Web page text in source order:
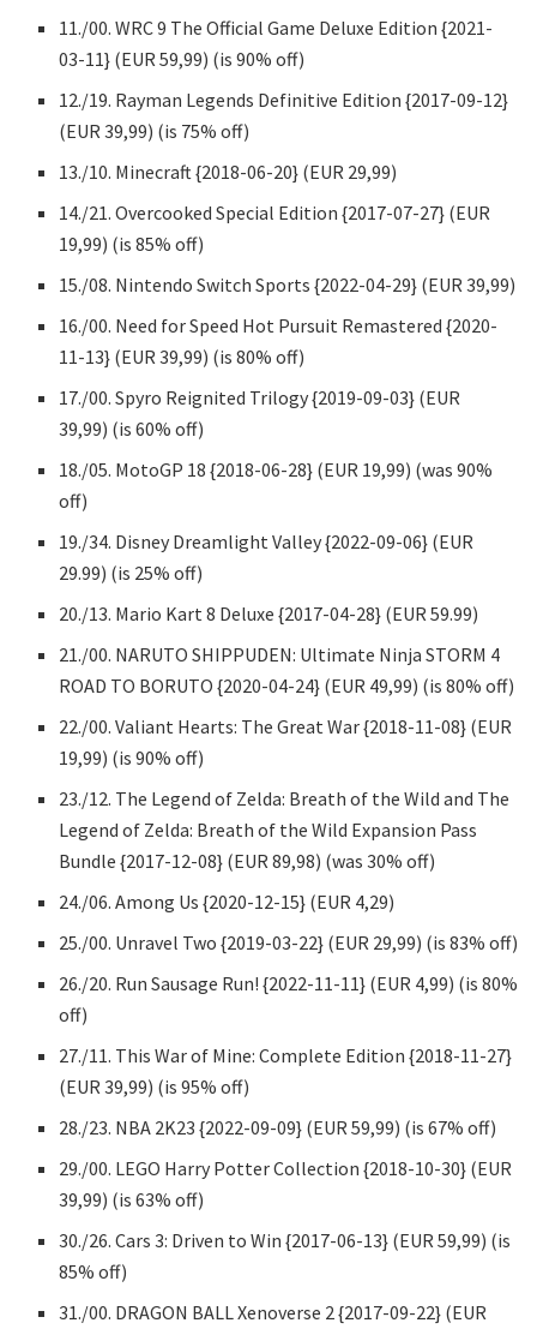
11./00. WRC 9 The Official Game Deluxe Edition {2021-
03-11} (EUR 59,99) (is 90% off)
12./19. Rayman Legends Definitive Edition {2017-09-12}
(EUR 39,99) (is 75% off)
13./10. Minecraft {2018-06-20} (EUR 29,99)
14./21. Overcooked Special Edition {2017-07-27} (EUR
19,99) (is 85% off)
15./08. Nintendo Switch Sports {2022-04-29} (EUR 39,99)
16./00. Need for Speed Hot Pursuit Remastered {2020-
11-13} (EUR 39,99) (is 80% off)
17./00. Spyro Reignited Trilogy {2019-09-03} (EUR
39,99) (is 60% off)
18./05. MotoGP 18 {2018-06-28} (EUR 19,99) (was 90%
off)
19./34. Disney Dreamlight Valley {2022-09-06} (EUR
29.99) (is 25% off)
20./13. Mario Kart 8 Deluxe {2017-04-28} (EUR 59.99)
21./00. NARUTO SHIPPUDEN: Ultimate Ninja STORM 4
ROAD TO BORUTO {2020-04-24} (EUR 49,99) (is 80% off)
22./00. Valiant Hearts: The Great War {2018-11-08} (EUR
19,99) (is 90% off)
23./12. The Legend of Zelda: Breath of the Wild and The
Legend of Zelda: Breath of the Wild Expansion Pass
Bundle {2017-12-08} (EUR 89,98) (was 30% off)
24./06. Among Us {2020-12-15} (EUR 4,29)
25./00. Unravel Two {2019-03-22} (EUR 29,99) (is 83% off)
26./20. Run Sausage Run! {2022-11-11} (EUR 4,99) (is 80%
off)
27./11. This War of Mine: Complete Edition {2018-11-27}
(EUR 39,99) (is 95% off)
28./23. NBA 2K23 {2022-09-09} (EUR 59,99) (is 67% off)
29./00. LEGO Harry Potter Collection {2018-10-30} (EUR
39,99) (is 63% off)
30./26. Cars 3: Driven to Win {2017-06-13} (EUR 59,99) (is
85% off)
31./00. DRAGON BALL Xenoverse 2 {2017-09-22} (EUR